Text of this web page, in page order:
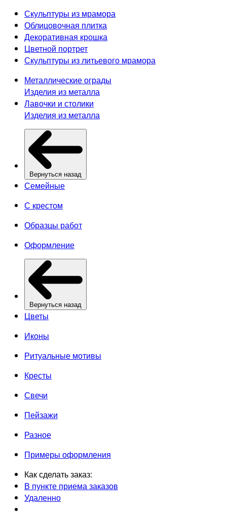
Скульптуры из мрамора
Облицовочная плитка
Декоративная крошка
Цветной портрет
Скульптуры из литьевого мрамора
Металлические ограды
Изделия из металла
Лавочки и столики
Изделия из металла
Вернуться назад
Семейные
С крестом
Образцы работ
Оформление
Вернуться назад
Цветы
Иконы
Ритуальные мотивы
Кресты
Свечи
Пейзажи
Разное
Примеры оформления
Как сделать заказ:
В пункте приема заказов
Удаленно